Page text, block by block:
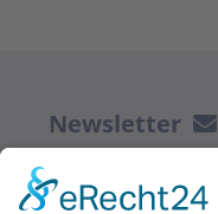
Newsletter
ZUR ANMELDUNG